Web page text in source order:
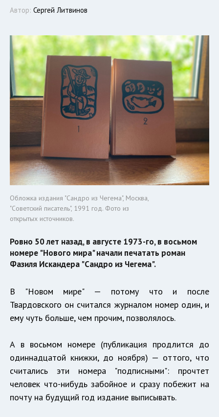
Автор: Сергей Литвинов
Обложка издания "Сандро из Чегема", Москва,
"Советский писатель", 1991 год. Фото из
открытых источников.
Ровно 50 лет назад, в августе 1973-го, в восьмом
номере "Нового мира" начали печатать роман
Фазиля Искандера "Сандро из Чегема".
В "Новом мире" — потому что и после
Твардовского он считался журналом номер один, и
ему чуть больше, чем прочим, позволялось.
А в восьмом номере (публикация продлится до
одиннадцатой книжки, до ноября) — оттого, что
считались эти номера "подписными": прочтет
человек что-нибудь забойное и сразу побежит на
почту на будущий год издание выписывать.